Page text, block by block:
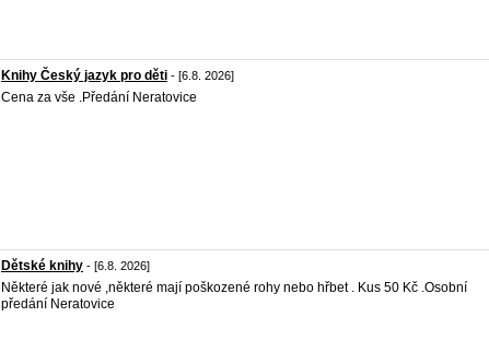
Knihy Český jazyk pro děti - [6.8. 2026]
Cena za vše .Předání Neratovice
Dětské knihy - [6.8. 2026]
Některé jak nové ,některé mají poškozené rohy nebo hřbet . Kus 50 Kč .Osobní
předání Neratovice